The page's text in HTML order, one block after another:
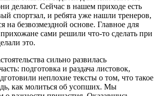
делают. Сейчас в нашем приходе есть
спортзал, и ребята уже нашли тренеров,
на безвозмездной основе. Главное для
сами решили что-то сделать при
это.
сильно развилась
подготовка и раздача листовок,
неплохие тексты о том, что такое
как молиться об усопших. Мы